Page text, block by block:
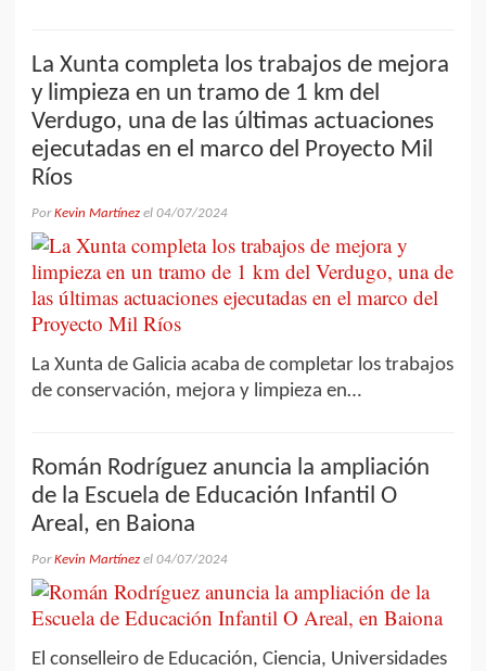
La Xunta completa los trabajos de mejora
y limpieza en un tramo de 1 km del
Verdugo, una de las últimas actuaciones
ejecutadas en el marco del Proyecto Mil
Ríos
PorKevin Martínez el 04/07/2024
La Xunta de Galicia acaba de completar los trabajos
de conservación, mejora y limpieza en…
Román Rodríguez anuncia la ampliación
de la Escuela de Educación Infantil O
Areal, en Baiona
PorKevin Martínez el 04/07/2024
El conselleiro de Educación, Ciencia, Universidades